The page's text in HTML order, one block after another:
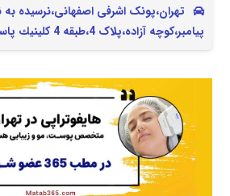
تهران،پونک اشرفی اصفهانی،نرسیده
پیامبر،کوچه آزاده،پلاک 4،طبقه 4 كلينيك پاسارگارد